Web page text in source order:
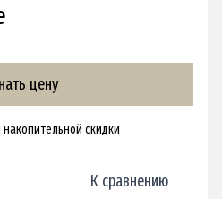
цену
скидки
К сравнению